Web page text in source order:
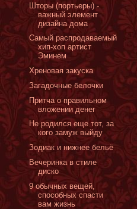
Шторы (портьеры) -
важный элемент
дизайна дома
Cамый распродаваемый
хип-хоп артист
Эминем
Хреновая закуска
Загадочные белочки
Притча о правильном
вложении денег
Не родился еще тот, за
кого замуж выйду
Зодиак и нижнее бельё
Вечеринка в стиле
диско
9 обычных вещей,
способных спасти
вам жизнь